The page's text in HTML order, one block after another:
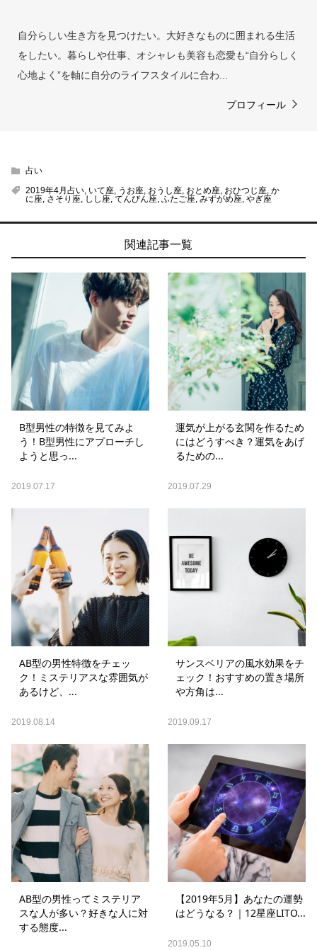
自分らしい生き方を見つけたい。大好きなものに囲まれる生活
をしたい。暮らしや仕事、オシャレも美容も恋愛も“自分らしく
心地よく”を軸に自分のライフスタイルに合わ...
プロフィール
占い
2019年4月占い, いて座, うお座, おうし座, おとめ座, おひつじ座, か
に座, さそり座, しし座, てんびん座, ふたご座, みずがめ座, やぎ座
関連記事一覧
B型男性の特徴を見てみよ
う！B型男性にアプローチし
ようと思っ...
2019.07.17
運気が上がる玄関を作るため
にはどうすべき？運気をあげ
るための...
2019.07.29
AB型の男性特徴をチェッ
ク！ミステリアスな雰囲気が
あるけど、...
2019.08.14
サンスベリアの風水効果をチ
ェック！おすすめの置き場所
や方角は...
2019.09.17
AB型の男性ってミステリア
スな人が多い？好きな人に対
する態度...
【2019年5月】あなたの運勢
はどうなる？｜12星座LITO...
2019.05.10